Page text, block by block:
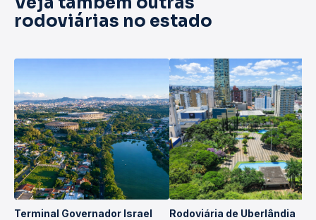
rodoviárias no estado
Terminal Governador Israel
Rodoviária de Uberlândia